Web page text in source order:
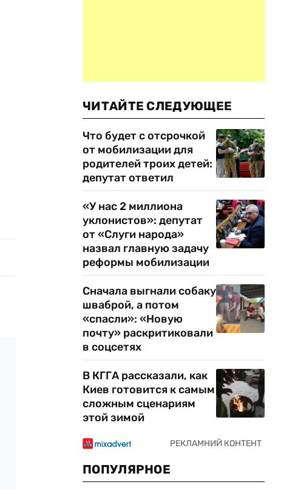
ЧИТАЙТЕ СЛЕДУЮЩЕЕ
Что будет с отсрочкой
от мобилизации для
родителей троих детей:
депутат ответил
«У нас 2 миллиона
уклонистов»: депутат
от «Слуги народа»
назвал главную задачу
реформы мобилизации
Сначала выгнали собаку
шваброй, а потом
«спасли»: «Новую
почту» раскритиковали
в соцсетях
В КГГА рассказали, как
Киев готовится к самым
сложным сценариям
этой зимой
ПОПУЛЯРНОЕ